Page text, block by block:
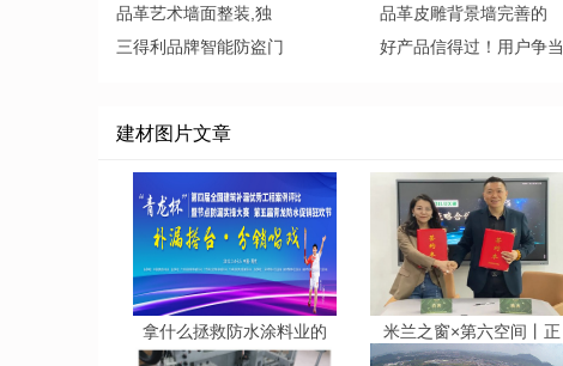
品革艺术墙面整装,独
品革皮雕背景墙完善的
三得利品牌智能防盗门
好产品信得过！用户争当
建材图片文章
拿什么拯救防水涂料业的 米兰之窗×第六空间丨正